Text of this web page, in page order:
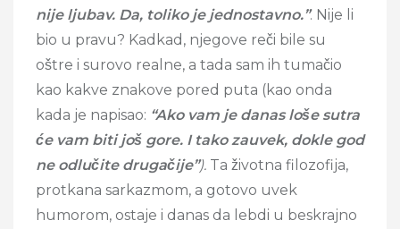
nije ljubav. Da, toliko je jednostavno.”. Nije li
bio u pravu? Kadkad, njegove reči bile su
oštre i surovo realne, a tada sam ih tumačio
kao kakve znakove pored puta (kao onda
kada je napisao: “Ako vam je danas loše sutra
će vam biti još gore. I tako zauvek, dokle god
ne odlučite drugačije”). Ta životna filozofija,
protkana sarkazmom, a gotovo uvek
humorom, ostaje i danas da lebdi u beskrajno